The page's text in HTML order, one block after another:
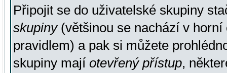
Připojit se do uživatelské skupiny
skupiny(většinou se nachází v horní
pravidlem) a pak si můžete
skupiny mají otevřený přístup,